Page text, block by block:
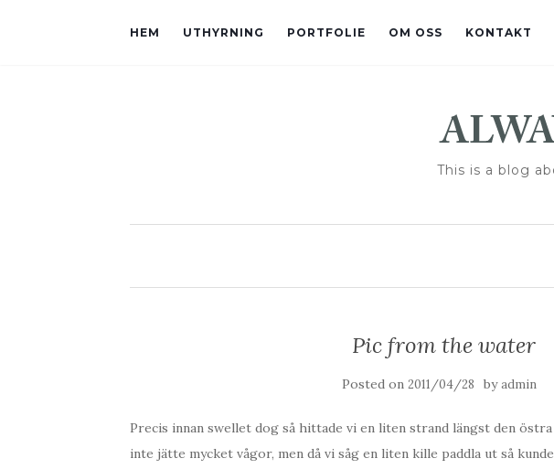
HEM UTHYRNING PORTFOLIE OM OSS KONTAKT
This is a blog
Pic from the water
Posted on 2011/04/28 byadmin
Precis innan swellet dog så hittade vi en liten strand längst den
inte jätte mycket vågor, men då vi såg en liten kille paddla ut så